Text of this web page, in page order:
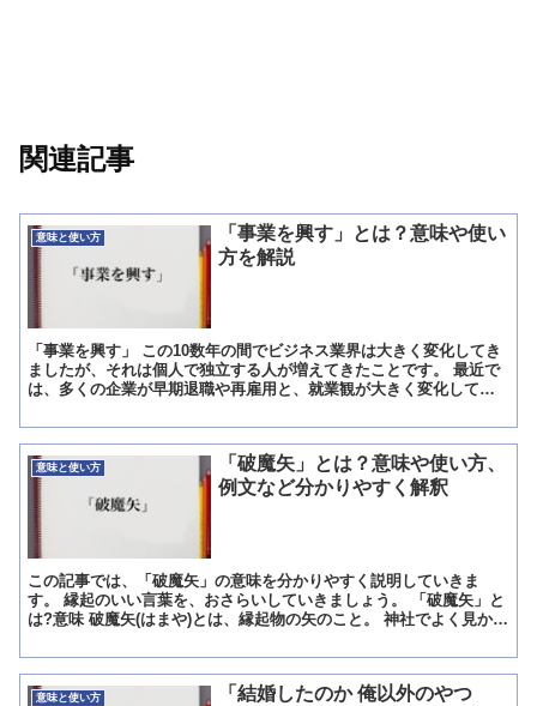
関連記事
意味と使い方
「事業を興す」とは？意味や使い
方を解説
「事業を興す」 この10数年の間でビジネス業界は大きく変化してき
ましたが、それは個人で独立する人が増えてきたことです。 最近で
は、多くの企業が早期退職や再雇用と、就業観が大きく変化してお
意味と使い方
「破魔矢」とは？意味や使い方、
例文など分かりやすく解釈
この記事では、「破魔矢」の意味を分かりやすく説明していきま
す。 縁起のいい言葉を、おさらいしていきましょう。 「破魔矢」と
は?意味 破魔矢(はまや)とは、縁起物の矢のこと。 神社でよく見かけ
意味と使い方
「結婚したのか 俺以外のやつ